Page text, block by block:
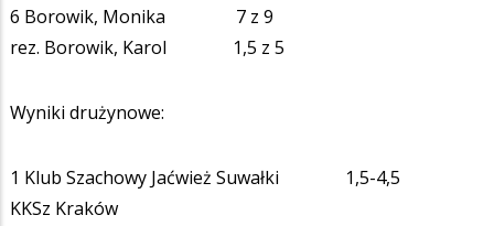
6 Borowik, Monika 7 z 9
rez. Borowik, Karol 1,5 z 5
Wyniki drużynowe:
1 Klub Szachowy Jaćwież Suwałki 1,5-4,5
KKSz Kraków